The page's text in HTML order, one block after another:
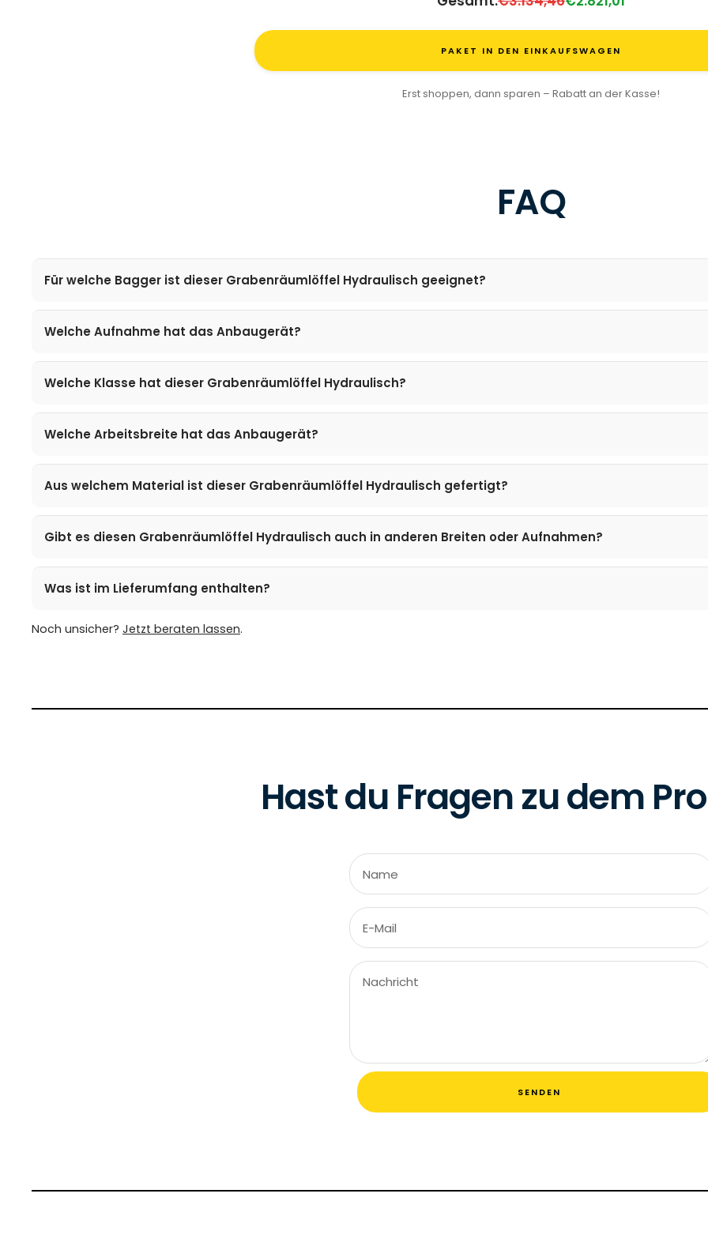
PAKET IN DEN EINKAUFSWAGEN
Erst shoppen, dann sparen – Rabatt an der Kasse!
FAQ
Für welche Bagger ist dieser Grabenräumlöffel Hydraulisch geeignet?
Welche Aufnahme hat das Anbaugerät?
Welche Klasse hat dieser Grabenräumlöffel Hydraulisch?
Welche Arbeitsbreite hat das Anbaugerät?
Aus welchem Material ist dieser Grabenräumlöffel Hydraulisch gefertigt?
Gibt es diesen Grabenräumlöffel Hydraulisch auch in anderen Breiten oder Aufnahmen?
Was ist im Lieferumfang enthalten?
Noch unsicher? Jetzt beraten lassen.
Hast du Fragen zu dem
Name
E-Mail
Nachricht
SENDEN